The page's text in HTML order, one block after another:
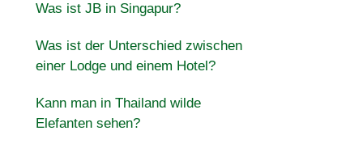
Was ist JB in Singapur?
Was ist der Unterschied zwischen
einer Lodge und einem Hotel?
Kann man in Thailand wilde
Elefanten sehen?